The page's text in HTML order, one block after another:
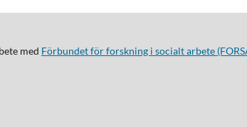
med Förbundet för forskning i socialt arbete